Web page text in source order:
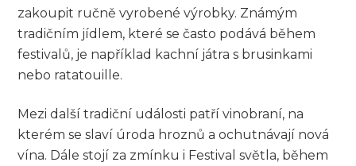
zakoupit ručně vyrobené výrobky. Známým
tradičním jídlem, které se často podává během
festivalů, je například kachní játra s brusinkami
nebo ratatouille.
Mezi další tradiční události patří vinobraní, na
kterém se slaví úroda hroznů a ochutnávají nová
vína. Dále stojí za zmínku i Festival světla, během